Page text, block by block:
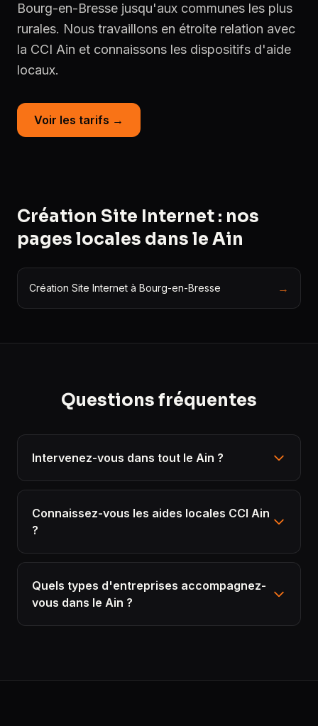
Bourg-en-Bresse jusqu'aux communes les plus
rurales. Nous travaillons en étroite relation avec
la CCI Ain et connaissons les dispositifs d'aide
locaux.
Voir les tarifs →
Création Site Internet : nos
pages locales dans le Ain
Création Site Internet à Bourg-en-Bresse →
Questions fréquentes
Intervenez-vous dans tout le Ain ?
Connaissez-vous les aides locales CCI Ain
?
Quels types d'entreprises accompagnez-
vous dans le Ain ?